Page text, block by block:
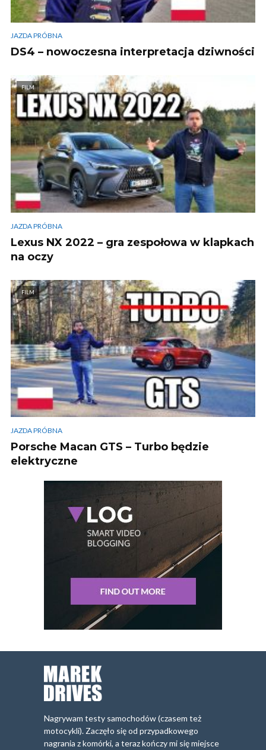
JAZDA PRÓBNA
DS4 – nowoczesna interpretacja dziwności
FILM
JAZDA PRÓBNA
Lexus NX 2022 – gra zespołowa w klapkach
na oczy
FILM
JAZDA PRÓBNA
Porsche Macan GTS – Turbo będzie
elektryczne
Nagrywam testy samochodów (czasem też
motocykli). Zaczęło się od przypadkowego
nagrania z komórki, a teraz kończy mi się miejsce